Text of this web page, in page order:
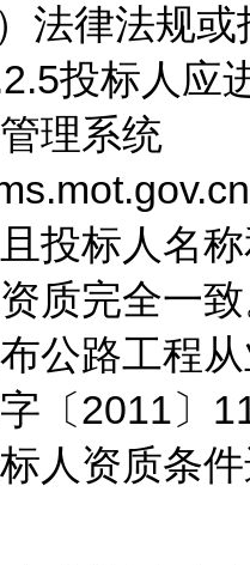
法律法规
投标人应
理系统
投标人名
质完全一
公路工程
〔2011〕
人资质条